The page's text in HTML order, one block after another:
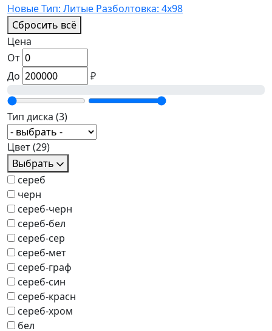
НовыеТип: Литые Разболтовка: 4x98
Сбросить всё
Цена
От
До
₽
Тип диска (3)
Цвет(29)
Выбрать
сереб
черн
сереб-черн
сереб-бел
сереб-сер
сереб-мет
сереб-граф
сереб-син
сереб-красн
сереб-хром
бел